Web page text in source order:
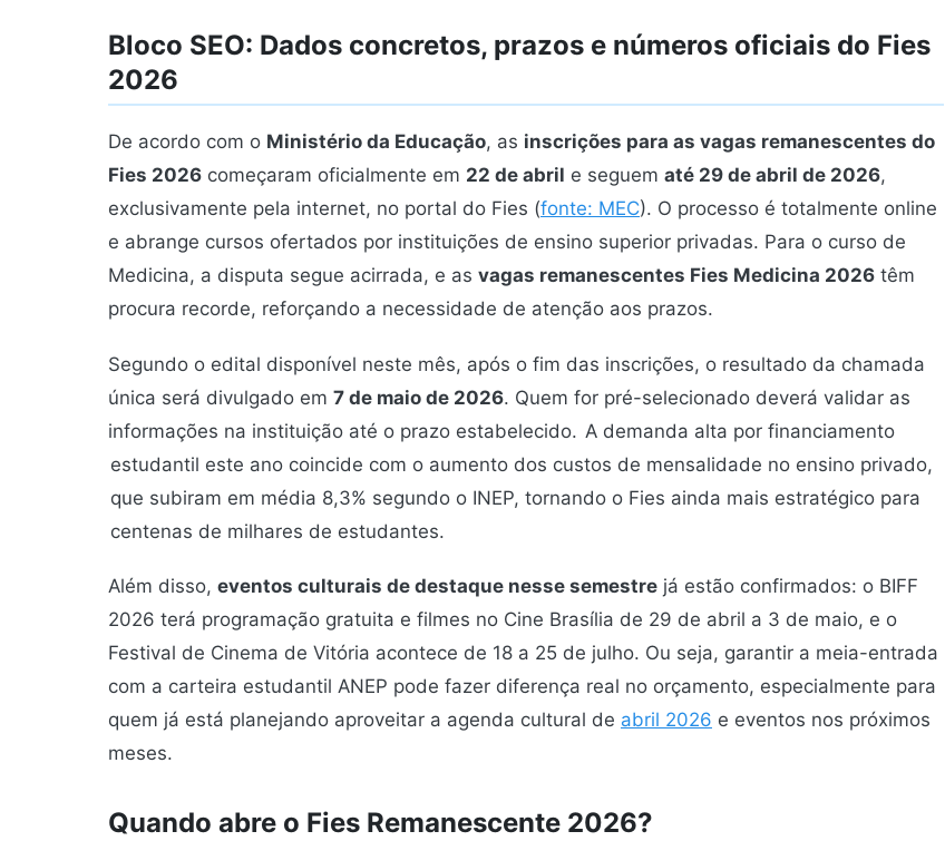
Bloco SEO: Dados concretos, prazos e números oficiais do Fies
2026
De acordo com o Ministério da Educação, as inscrições para as vagas remanescentes do
Fies 2026 começaram oficialmente em 22 de abril e seguem até 29 de abril de 2026,
exclusivamente pela internet, no portal do Fies (fonte: MEC). O processo é totalmente online
e abrange cursos ofertados por instituições de ensino superior privadas. Para o curso de
Medicina, a disputa segue acirrada, e as vagas remanescentes Fies Medicina 2026 têm
procura recorde, reforçando a necessidade de atenção aos prazos.
Segundo o edital disponível neste mês, após o fim das inscrições, o resultado da chamada
única será divulgado em 7 de maio de 2026. Quem for pré-selecionado deverá validar as
informações na instituição até o prazo estabelecido. A demanda alta por financiamento
estudantil este ano coincide com o aumento dos custos de mensalidade no ensino privado,
que subiram em média 8,3% segundo o INEP, tornando o Fies ainda mais estratégico para
centenas de milhares de estudantes.
Além disso, eventos culturais de destaque nesse semestre já estão confirmados: o BIFF
2026 terá programação gratuita e filmes no Cine Brasília de 29 de abril a 3 de maio, e o
Festival de Cinema de Vitória acontece de 18 a 25 de julho. Ou seja, garantir a meia-entrada
com a carteira estudantil ANEP pode fazer diferença real no orçamento, especialmente para
quem já está planejando aproveitar a agenda cultural de abril 2026 e eventos nos próximos
meses.
Quando abre o Fies Remanescente 2026?